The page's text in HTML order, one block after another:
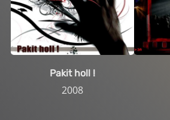
Pakit holl !
2008